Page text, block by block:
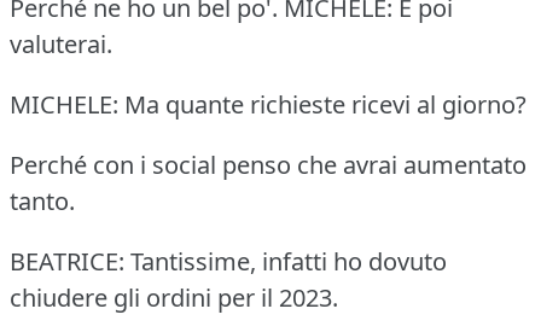
Perché ne ho un bel po'. MICHELE: E poi
valuterai.
MICHELE: Ma quante richieste ricevi al giorno?
Perché con i social penso che avrai aumentato
tanto.
BEATRICE: Tantissime, infatti ho dovuto
chiudere gli ordini per il 2023.